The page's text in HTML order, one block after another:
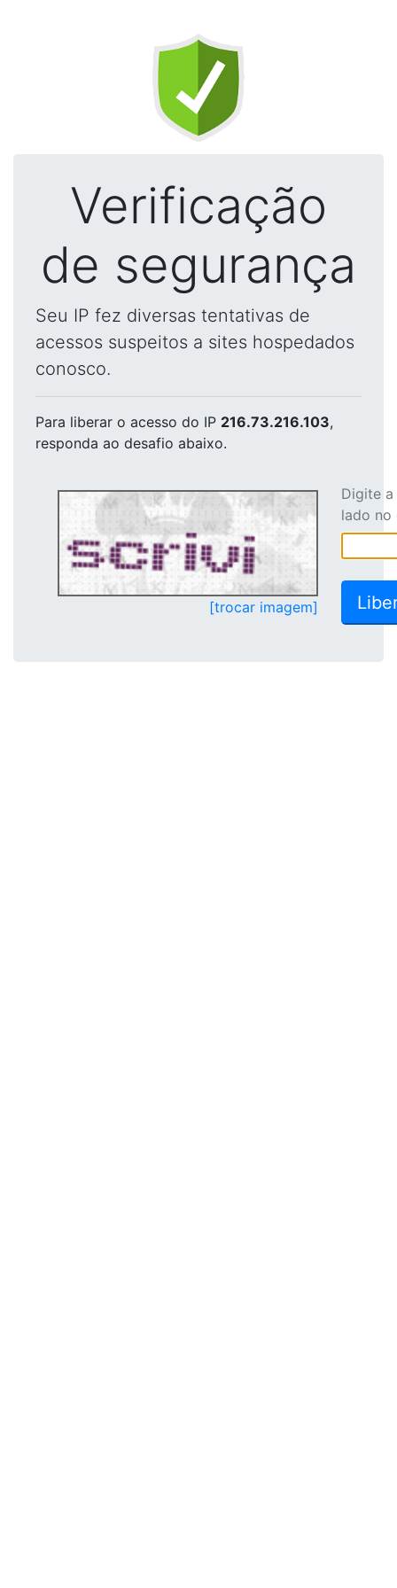
Verificação
de segurança
Seu IP fez diversas tentativas de
acessos suspeitos a sites hospedados
conosco.
Para liberar o acesso do IP 216.73.216.103,
responda ao desafio abaixo.
[trocar imagem]
Digite
lado no